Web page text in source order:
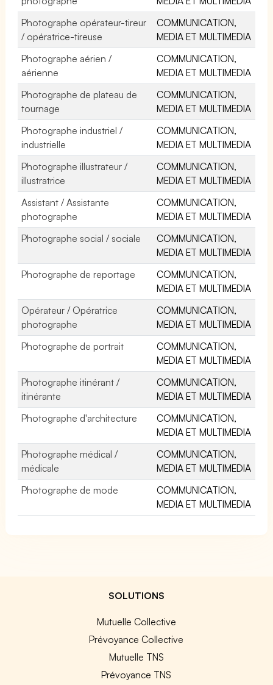
Photographe opérateur-tireur
/ opératrice-tireuse
COMMUNICATION,
MEDIA ET MULTIMEDIA
Photographe aérien /
aérienne
COMMUNICATION,
MEDIA ET MULTIMEDIA
Photographe de plateau de
tournage
COMMUNICATION,
MEDIA ET MULTIMEDIA
Photographe industriel /
industrielle
COMMUNICATION,
MEDIA ET MULTIMEDIA
Photographe illustrateur /
illustratrice
COMMUNICATION,
MEDIA ET MULTIMEDIA
Assistant / Assistante
photographe
COMMUNICATION,
MEDIA ET MULTIMEDIA
Photographe social / sociale
COMMUNICATION,
MEDIA ET MULTIMEDIA
Photographe de reportage
COMMUNICATION,
MEDIA ET MULTIMEDIA
Opérateur / Opératrice
photographe
COMMUNICATION,
MEDIA ET MULTIMEDIA
Photographe de portrait
COMMUNICATION,
MEDIA ET MULTIMEDIA
Photographe itinérant /
itinérante
COMMUNICATION,
MEDIA ET MULTIMEDIA
Photographe d'architecture
COMMUNICATION,
MEDIA ET MULTIMEDIA
Photographe médical /
médicale
COMMUNICATION,
MEDIA ET MULTIMEDIA
Photographe de mode
COMMUNICATION,
MEDIA ET MULTIMEDIA
SOLUTIONS
Mutuelle Collective
Prévoyance Collective
Mutuelle TNS
Prévoyance TNS